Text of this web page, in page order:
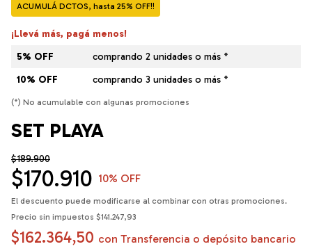
ACUMULÁ DCTOS, hasta 25% OFF!!
¡Llevá más, pagá menos!
5% OFF
comprando 2 unidades o más *
10% OFF
comprando 3 unidades o más *
(*) No acumulable con algunas promociones
SET PLAYA
$189.900
$170.910 10% OFF
El descuento puede modificarse al combinar con otras promociones.
Precio sin impuestos $141.247,93
$162.364,50 con Transferencia o depósito bancario